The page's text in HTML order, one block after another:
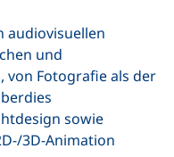
audiovisuellen
und
Fotografie als der
sowie
3D-Animation